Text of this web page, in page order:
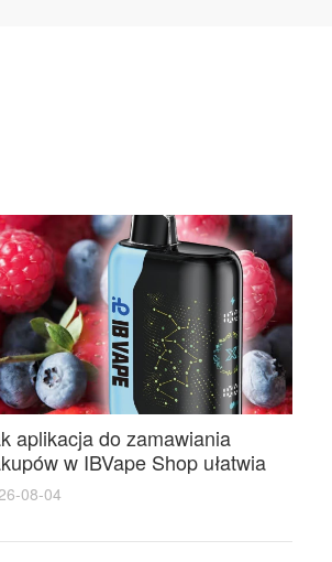
aplikacja do zamawiania
w IBVape Shop ułatwia
zakupy i realne
08-04